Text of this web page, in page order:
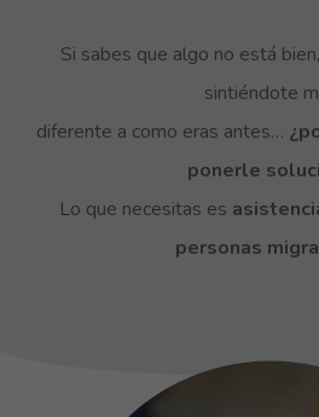
Si sabes que algo no está
sintiéndote
diferente a como eras antes…
ponerle
Lo que necesitas es
personas